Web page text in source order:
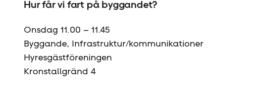
Hur får vi fart på byggandet?
Onsdag 11.00 – 11.45
Byggande, Infrastruktur/kommunikationer
Hyresgäst­föreningen
Kronstallgränd 4